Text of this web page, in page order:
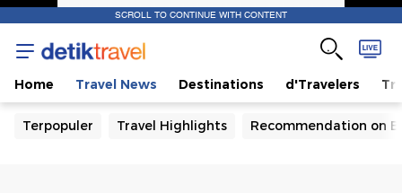
SCROLL TO CONTINUE WITH CONTENT
Home Travel News Destinations d'Travelers
Terpopuler Travel Highlights Recommendation on